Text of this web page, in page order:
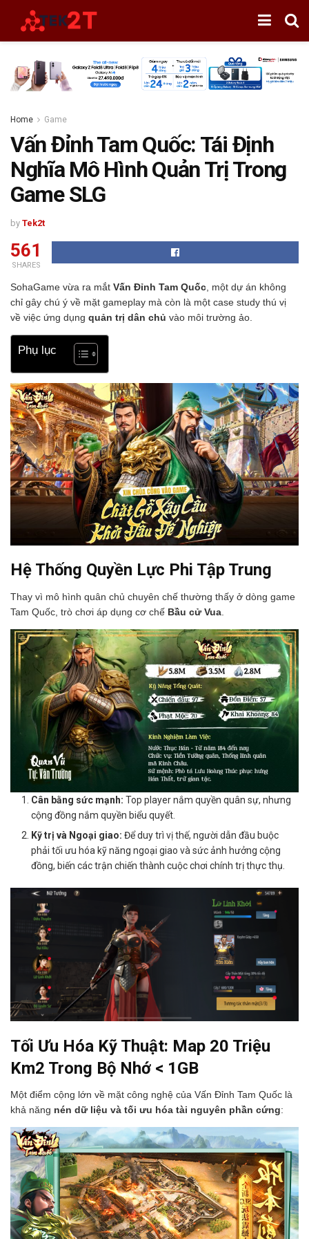
Home Game
Vấn Đỉnh Tam Quốc: Tái Định
Nghĩa Mô Hình Quản Trị Trong
Game SLG
by Tek2t
561
SHARES
SohaGame vừa ra mắt Vấn Đỉnh Tam Quốc , một dự án không
chỉ gây chú ý về mặt gameplay mà còn là một case study thú vị
về việc ứng dụng quản trị dân chủ vào môi trường ảo.
Phụ lục
Hệ Thống Quyền Lực Phi Tập Trung
Thay vì mô hình quân chủ chuyên chế thường thấy ở dòng game
Tam Quốc, trò chơi áp dụng cơ chế Bầu cử Vua.
Cân bằng sức mạnh: Top player nắm quyền quân sự, nhưng
cộng đồng nắm quyền biểu quyết.
Kỹ trị và Ngoại giao: Để duy trì vị thế, người dẫn đầu buộc
phải tối ưu hóa kỹ năng ngoại giao và sức ảnh hưởng cộng
đồng, biến các trận chiến thành cuộc chơi chính trị thực thụ.
Tối Ưu Hóa Kỹ Thuật: Map 20 Triệu
Km2 Trong Bộ Nhớ < 1GB
Một điểm cộng lớn về mặt công nghệ của Vấn Đỉnh Tam Quốc là
khả năng nén dữ liệu và tối ưu hóa tài nguyên phần cứng: